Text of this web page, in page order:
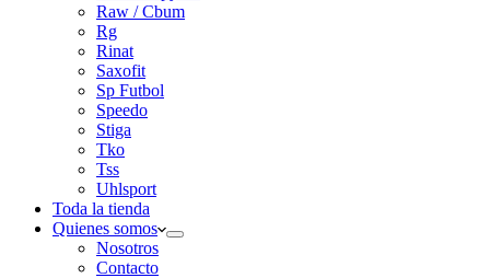
Raw / Cbum
Rg
Rinat
Saxofit
Sp Futbol
Speedo
Stiga
Tko
Tss
Uhlsport
Toda la tienda
Quienes somos
Nosotros
Contacto